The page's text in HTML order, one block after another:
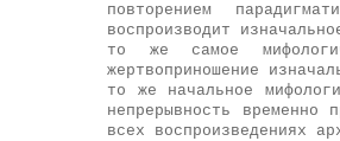
повторением
воспроизводит
то же самое
жертвоприношение
то же начальное
непрерывность
всех воспроизведениях